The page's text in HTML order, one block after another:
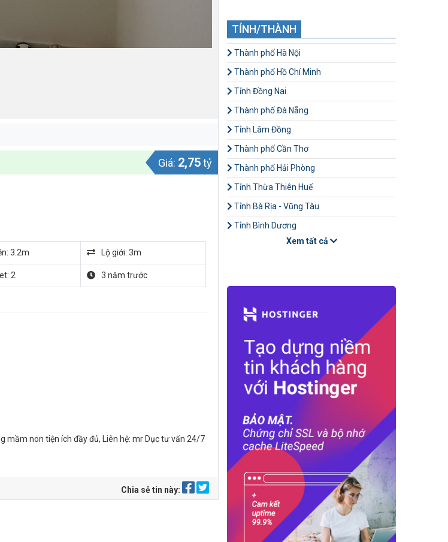
Giá: 2,75tỷ
3.2m Lộ giới: 3m
2 3 năm trước
mầm non tiện ích đầy đủ, Liên hệ: mr Dục tư vấn 24/7
Chia sẻ tin này:
TỈNH/THÀNH
Thành phố Hà Nội
Thành phố Hồ Chí Minh
Tỉnh Đồng Nai
Thành phố Đà Nẵng
Tỉnh Lâm Đồng
Thành phố Cần Thơ
Thành phố Hải Phòng
Tỉnh Thừa Thiên Huế
Tỉnh Bà Rịa - Vũng Tàu
Tỉnh Bình Dương
Xem tất cả